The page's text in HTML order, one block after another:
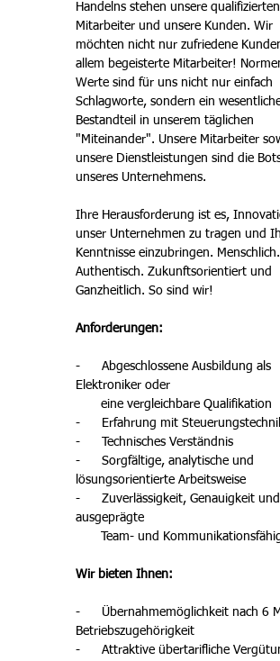
Handelns stehen unsere qualifizierten
Mitarbeiter und unsere Kunden. Wir
möchten nicht nur zufriedene
allem begeisterte Mitarbeiter!
Werte sind für uns nicht nur einfach
Schlagworte, sondern ein
Bestandteil in unserem täglichen
"Miteinander". Unsere Mitarbeiter
unsere Dienstleistungen sind die
unseres Unternehmens.
Ihre Herausforderung ist es,
unser Unternehmen zu tragen und
Kenntnisse einzubringen. Menschlich.
Authentisch. Zukunftsorientiert und
Ganzheitlich. So sind wir!
Anforderungen:
-      Abgeschlossene Ausbildung als
Elektroniker oder
       eine vergleichbare Qualifikation
-      Erfahrung mit
-      Technisches Verständnis
-      Sorgfältige, analytische und
lösungsorientierte Arbeitsweise
-      Zuverlässigkeit, Genauigkeit
ausgeprägte
Team- und
Wir bieten Ihnen:
-      Übernahmemöglichkeit nach 6
Betriebszugehörigkeit
-      Attraktive übertarifliche